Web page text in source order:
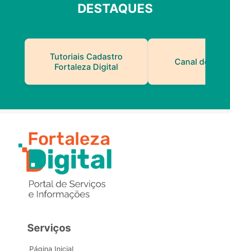
DESTAQUES
Tutoriais Cadastro
Fortaleza Digital
Canal do
Serviços
Página Inicial